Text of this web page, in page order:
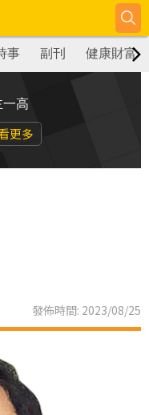
事 副刊 健康財富
一高
更多
發佈時間: 2023/08/25